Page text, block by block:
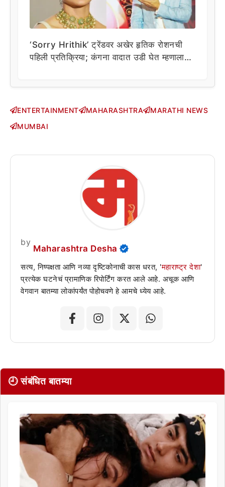
‘Sorry Hrithik’ ट्रेंडवर अखेर हृतिक रोशनची
पहिली प्रतिक्रिया; कंगना वादात उडी घेत म्हणाला…
ENTERTAINMENT MAHARASHTRA
MARATHI NEWS
MUMBAI
by
Maharashtra Desha
सत्य, निष्पक्षता आणि नव्या दृष्टिकोनाची कास धरत, 'महाराष्ट्र देशा'
प्रत्येक घटनेचं प्रामाणिक रिपोर्टिंग करत आले आहे. अचूक आणि
वेगवान बातम्या लोकांपर्यंत पोहोचवणे हे आमचे ध्येय आहे.
🕘 संबंधित बातम्या